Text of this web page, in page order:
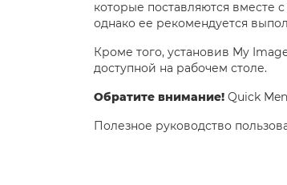
которые поставляются вместе
однако ее рекомендуется
Кроме того, установив My
доступной на рабочем столе.
Обратите внимание! Quick
Полезное руководство